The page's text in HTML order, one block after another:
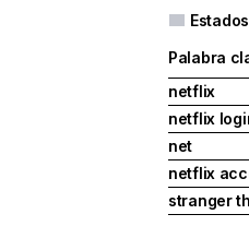
Palabra
netflix
netflix
net
netflix
stranger